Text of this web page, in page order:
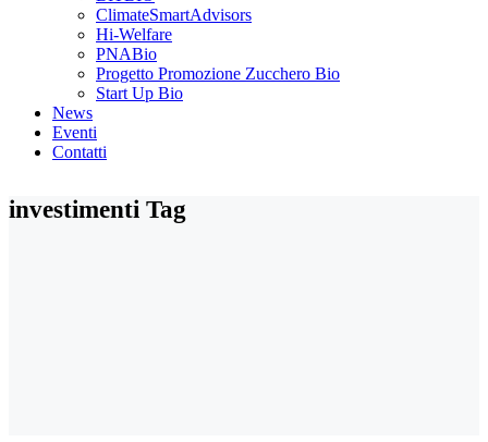
ClimateSmartAdvisors
Hi-Welfare
PNABio
Progetto Promozione Zucchero Bio
Start Up Bio
News
Eventi
Contatti
investimenti Tag